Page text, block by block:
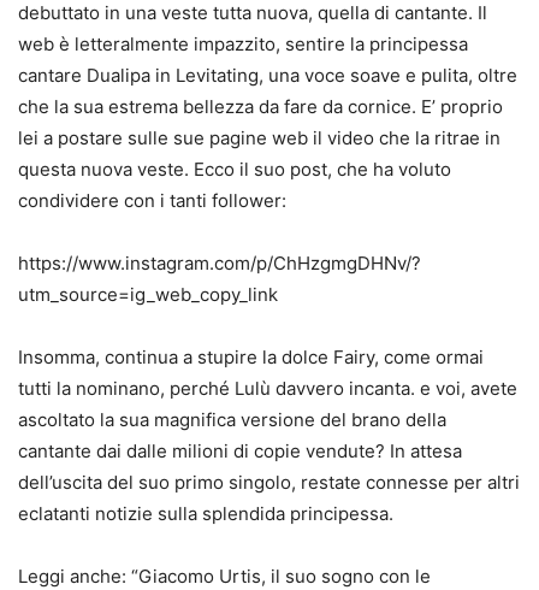
debuttato in una veste tutta nuova, quella di cantante. Il
web è letteralmente impazzito, sentire la principessa
cantare Dualipa in Levitating, una voce soave e pulita, oltre
che la sua estrema bellezza da fare da cornice. E’ proprio
lei a postare sulle sue pagine web il video che la ritrae in
questa nuova veste. Ecco il suo post, che ha voluto
condividere con i tanti follower:
https://www.instagram.com/p/ChHzgmgDHNv/?
utm_source=ig_web_copy_link
Insomma, continua a stupire la dolce Fairy, come ormai
tutti la nominano, perché Lulù davvero incanta. e voi, avete
ascoltato la sua magnifica versione del brano della
cantante dai dalle milioni di copie vendute? In attesa
dell’uscita del suo primo singolo, restate connesse per altri
eclatanti notizie sulla splendida principessa.
Leggi anche: “Giacomo Urtis, il suo sogno con le